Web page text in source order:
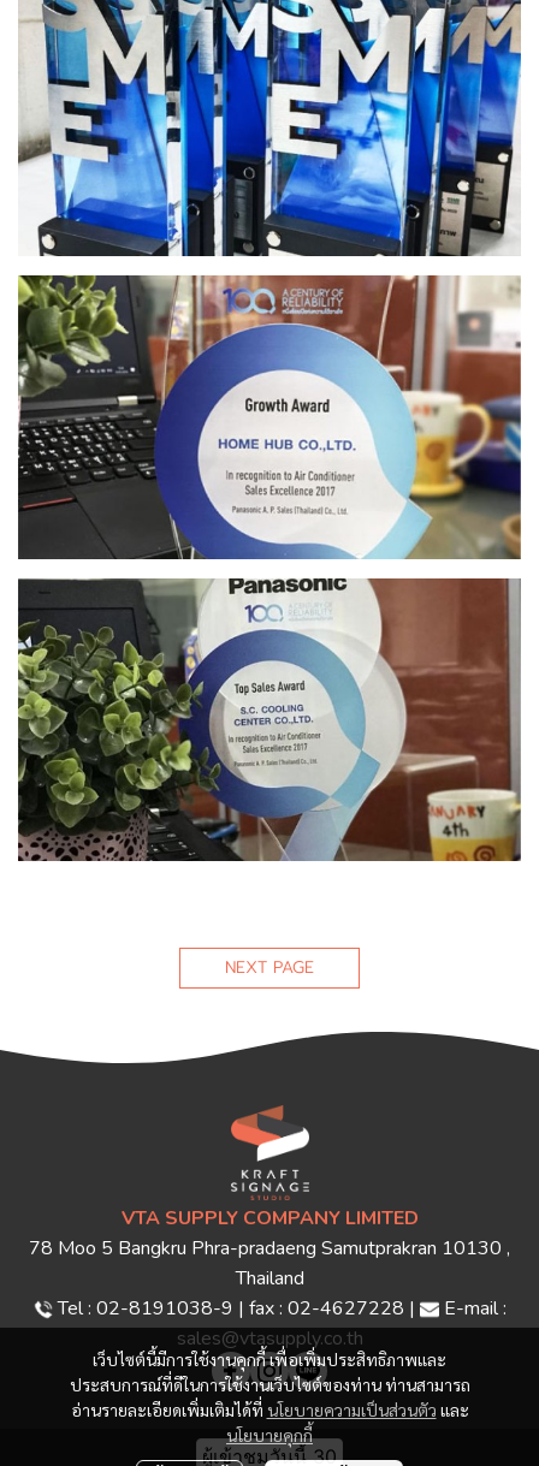
NEXT PAGE
เว็บไซต์นี้มีการใช้งานคุกกี้ เพื่อเพิ่มประสิทธิภาพและ
ประสบการณ์ที่ดีในการใช้งานเว็บไซต์ของท่าน ท่านสามารถ
อ่านรายละเอียดเพิ่มเติมได้ที่ นโยบายความเป็นส่วนตัว และ
นโยบายคุกกี้
VTA SUPPLY COMPANY LIMITED
78 Moo 5 Bangkru Phra-pradaeng Samutprakran 10130 ,
Thailand
Tel : 02-8191038-9 | fax : 02-4627228 |
E-mail :
sales@vtasupply.co.th
ผู้เข้าชมวันนี้30